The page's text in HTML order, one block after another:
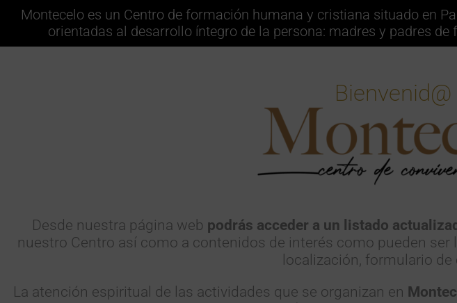
Montecelo es un Centro de formación humana y cristiana situado en
orientadas al desarrollo íntegro de la persona: madres y padres
Bienvenid@
Desde nuestra página web podrás acceder a un listado
nuestro Centro así como a contenidos de interés como pueden
localización, formulario de
La atención espiritual de las actividades que se organizan en